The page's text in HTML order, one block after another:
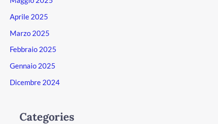
Aprile 2025
Marzo 2025
Febbraio 2025
Gennaio 2025
Dicembre 2024
Categories